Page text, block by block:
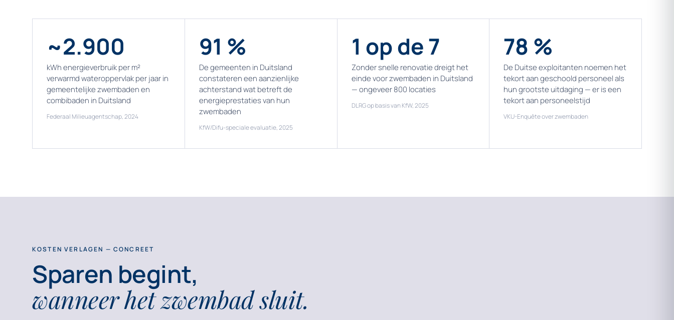
~2.900
kWh energieverbruik per m²
verwarmd wateroppervlak per jaar in
gemeentelijke zwembaden en
combibaden in Duitsland
Federaal Milieuagentschap, 2024
91 %
De gemeenten in Duitsland
constateren een aanzienlijke
achterstand wat betreft de
energieprestaties van hun
zwembaden
KfW/Difu-speciale evaluatie, 2025
1 op de 7
Zonder snelle renovatie dreigt het
einde voor zwembaden in Duitsland
— ongeveer 800 locaties
DLRG op basis van KfW, 2025
78 %
De Duitse exploitanten noemen het
tekort aan geschoold personeel als
hun grootste uitdaging — er is een
tekort aan personeelstijd
VKU-Enquête over zwembaden
KOSTEN VERLAGEN — CONCREET
Sparen begint,
wanneer het zwembad sluit.